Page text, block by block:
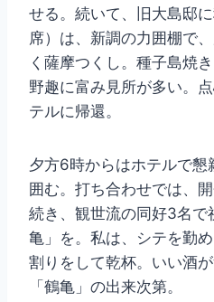
せる。続いて、旧大島邸
席）は、新調の力囲棚で
く薩摩つくし。種子島焼
野趣に富み見所が多い。
テルに帰還。
夕方6時からはホテルで
囲む。打ち合わせでは、
続き、観世流の同好3名で
亀」を。私は、シテを勤
割りをして乾杯。いい酒
「鶴亀」の出来次第。